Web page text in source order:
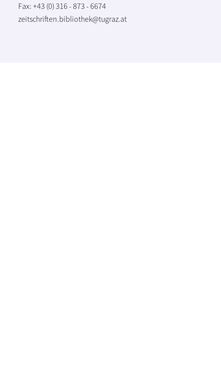
Fax: +43 (0) 316 - 873 - 6674
zeitschriften.bibliothek@tugraz.at